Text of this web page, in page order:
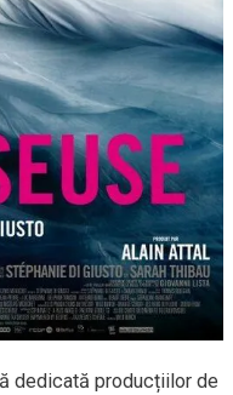
dedicată producțiilor de